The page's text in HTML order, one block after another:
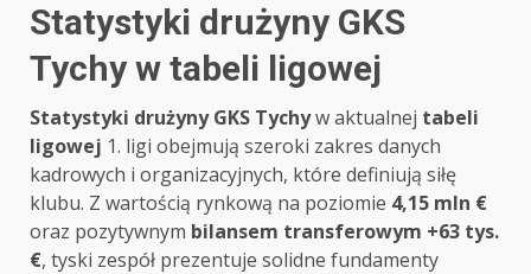
Statystyki drużyny GKS
Tychy w tabeli ligowej
Statystyki drużyny GKS Tychyw aktualnej tabeli
ligowej 1. ligi obejmują szeroki zakres danych
kadrowych i organizacyjnych, które definiują siłę
klubu. Z wartością rynkową na poziomie 4,15 mln €
oraz pozytywnym bilansem transferowym +63 tys.
€, tyski zespół prezentuje solidne fundamenty